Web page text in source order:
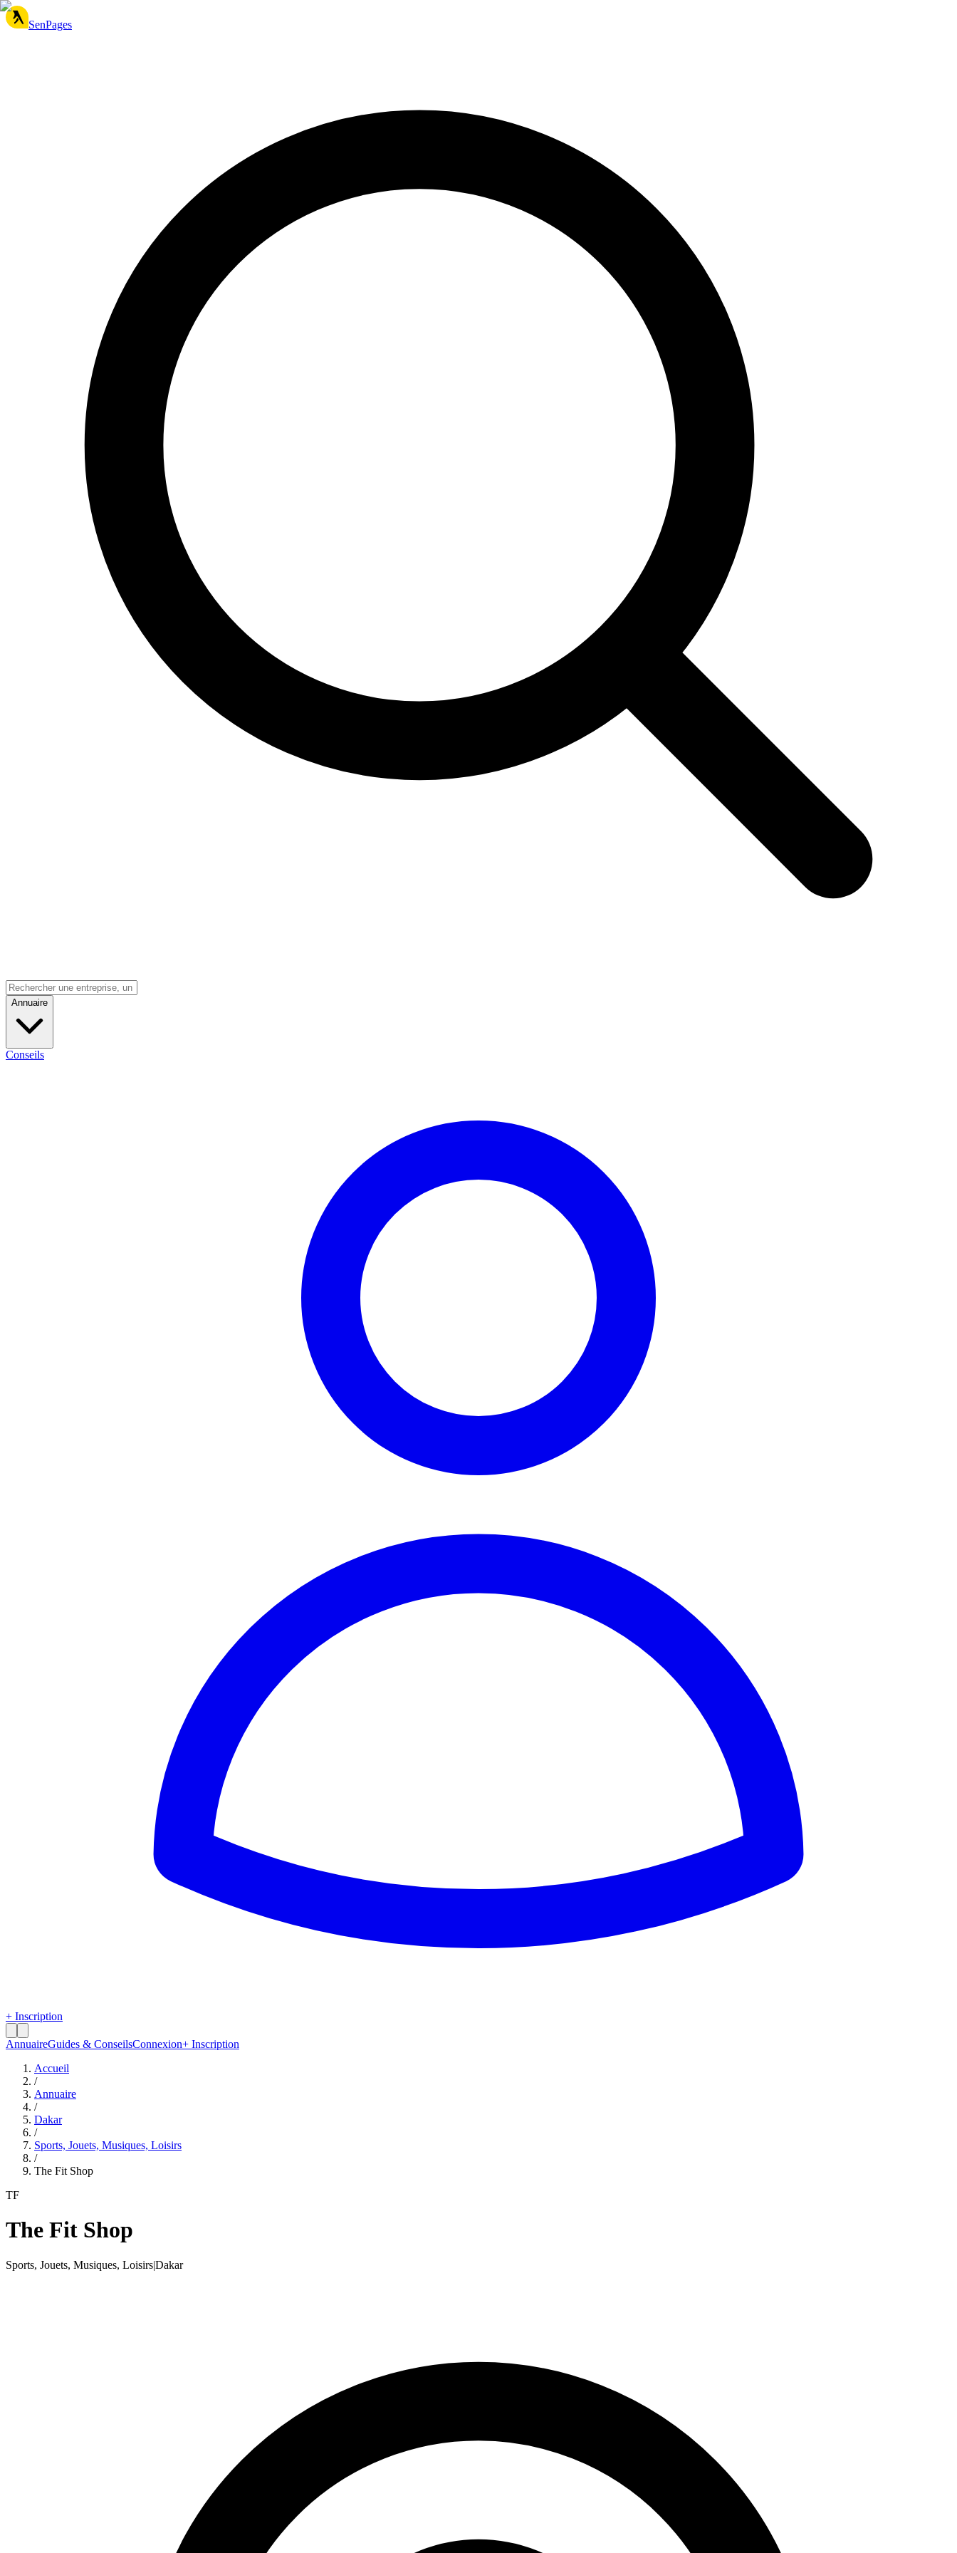
SenPages
Annuaire
Conseils
+ Inscription
AnnuaireGuides & ConseilsConnexion+ Inscription
Accueil
/
Annuaire
/
Dakar
/
Sports, Jouets, Musiques, Loisirs
/
The Fit Shop
TF
The Fit Shop
Sports, Jouets, Musiques, Loisirs|Dakar